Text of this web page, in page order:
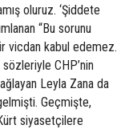
oluruz. ‘Şiddete
“Bu sorunu
vicdan kabul edemez.
CHP’nin
Leyla Zana da
Geçmişte,
siyasetçilere